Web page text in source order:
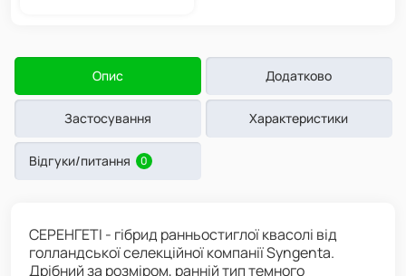
Опис Додатково
Застосування Характеристики
Відгуки/питання 0
СЕРЕНГЕТІ - гібрид ранньостиглої квасолі від
голландської селекційної компанії Syngenta.
Дрібний за розміром, ранній тип темного